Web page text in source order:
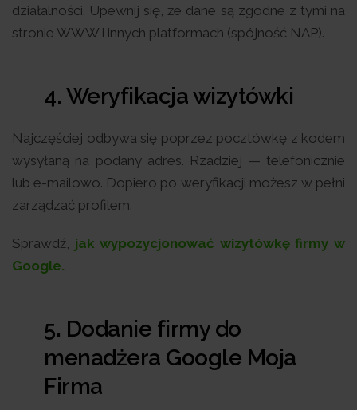
działalności. Upewnij się, że dane są zgodne z tymi na
stronie WWW i innych platformach (spójność NAP).
4. Weryfikacja wizytówki
Najczęściej odbywa się poprzez pocztówkę z kodem
wysyłaną na podany adres. Rzadziej — telefonicznie
lub e-mailowo. Dopiero po weryfikacji możesz w pełni
zarządzać profilem.
Sprawdź, jak wypozycjonować wizytówkę firmy w
Google.
5. Dodanie firmy do
menadżera Google Moja
Firma